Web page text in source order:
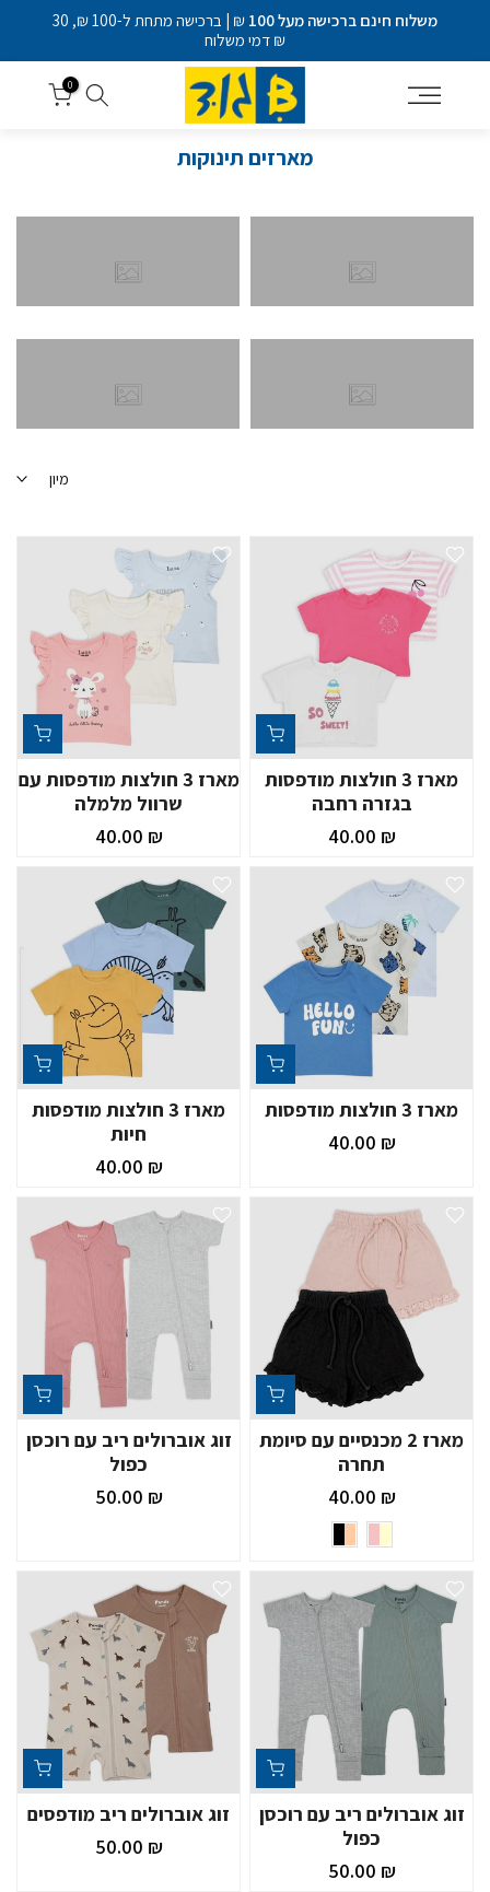
משלוח חינם ברכישה מעל 100
₪ | ברכישה מתחת ל-100 ₪, 30
₪ דמי משלוח
0
מארזים תינוקות
מיון
מארז 3 חולצות מודפסות
בגזרה רחבה
₪ 40.00
מארז 3 חולצות מודפסות עם
שרוול מלמלה
₪ 40.00
מארז 3 חולצות מודפסות
₪ 40.00
מארז 3 חולצות מודפסות
חיות
₪ 40.00
מארז 2 מכנסיים עם סיומת
תחרה
₪ 40.00
זוג אוברולים ריב עם רוכסן
כפול
₪ 50.00
זוג אוברולים ריב עם רוכסן
כפול
₪ 50.00
זוג אוברולים ריב מודפסים
₪ 50.00